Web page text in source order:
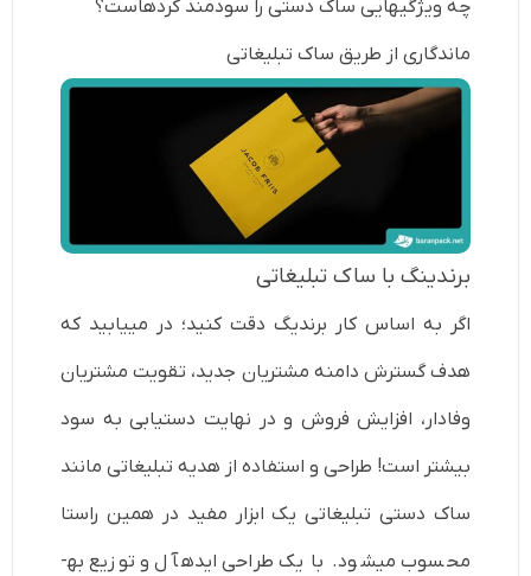
چه ویژگی­هایی ساک دستی را سودمند کرده­است؟
ماندگاری از طریق ساک تبلیغاتی
برندینگ با ساک تبلیغاتی
اگر به اساس کار برندیگ دقت کنید؛ در می­یابید که
هدف گسترش دامنه مشتریان جدید، تقویت مشتریان
وفادار، افزایش فروش و در نهایت دست­یابی به سود
بیشتر است! طراحی و استفاده از هدیه تبلیغاتی مانند
ساک دستی تبلیغاتی یک ابزار مفید در همین راستا
محسوب می­شود. با یک طراحی ایده­آل و توزیع به­